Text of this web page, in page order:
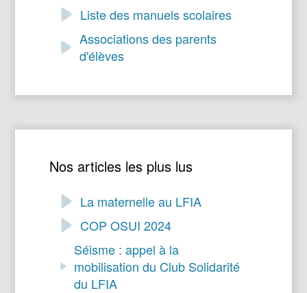
Liste des manuels scolaires
Associations des parents
d'élèves
Nos articles les plus lus
La maternelle au LFIA
COP OSUI 2024
Séisme : appel à la
mobilisation du Club Solidarité
du LFIA